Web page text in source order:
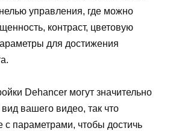
управления, где можно
контраст, цветовую
для достижения
Dehancer могут значительно
вашего видео, так что
с параметрами, чтобы достичь